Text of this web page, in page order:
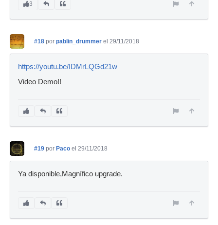
3
#18 por pablin_drummer el 29/11/2018
https://youtu.be/IDMrLQGd21w
Video Demo!!
#19 por Paco el 29/11/2018
Ya disponible,Magnífico upgrade.